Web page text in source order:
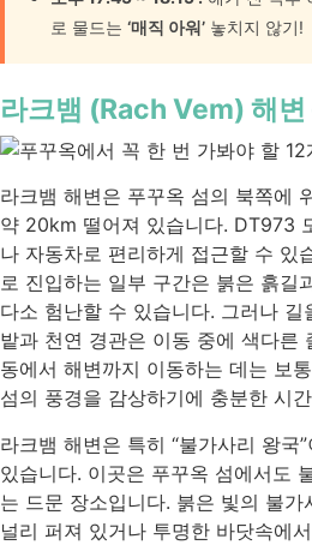
로 물드는 ‘매직 아워’ 놓치지 않기!
라크뱀 (Rach Vem) 해변
라크뱀 해변은 푸꾸옥 섬의 북쪽에
약 20km 떨어져 있습니다. DT973
나 자동차로 편리하게 접근할 수 있
로 진입하는 일부 구간은 붉은 흙길
다소 험난할 수 있습니다. 그러나
밭과 천연 경관은 이동 중에 색다른
동에서 해변까지 이동하는 데는 보
섬의 풍경을 감상하기에 충분한 시
라크뱀 해변은 특히 “불가사리 왕국
있습니다. 이곳은 푸꾸옥 섬에서도
는 드문 장소입니다. 붉은 빛의 불가
널리 퍼져 있거나 투명한 바닷속에